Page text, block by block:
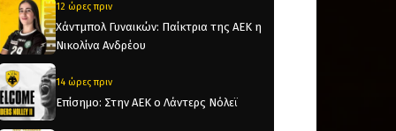
12 ώρες πριν
Χάντμπολ Γυναικών: Παίκτρια της ΑΕΚ η
Νικολίνα Ανδρέου
14 ώρες πριν
Επίσημο: Στην ΑΕΚ ο Λάντερς Νόλεϊ